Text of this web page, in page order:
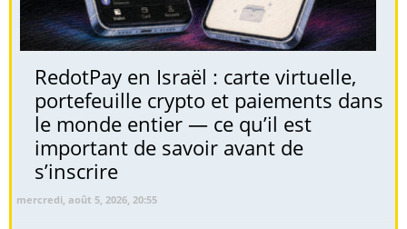
RedotPay en Israël : carte virtuelle,
portefeuille crypto et paiements dans
le monde entier — ce qu’il est
important de savoir avant de
s’inscrire
mercredi, août 5, 2026, 20:55